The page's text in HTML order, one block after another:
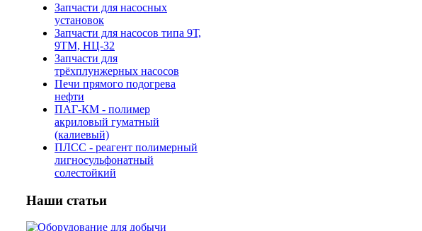
Запчасти для насосных
установок
Запчасти для насосов типа 9Т,
9ТМ, НЦ-32
Запчасти для
трёхплунжерных насосов
Печи прямого подогрева
нефти
ПАГ-КМ - полимер
акриловый гуматный
(калиевый)
ПЛСС - реагент полимерный
лигносульфонатный
солестойкий
Наши статьи